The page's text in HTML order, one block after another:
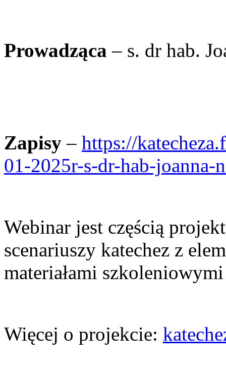
Prowadząca – s. dr hab.
Zapisy – https://
01-2025r-s-dr-hab-joanna-
Webinar jest częścią
scenariuszy katechez z
materiałami
Więcej o projekcie: